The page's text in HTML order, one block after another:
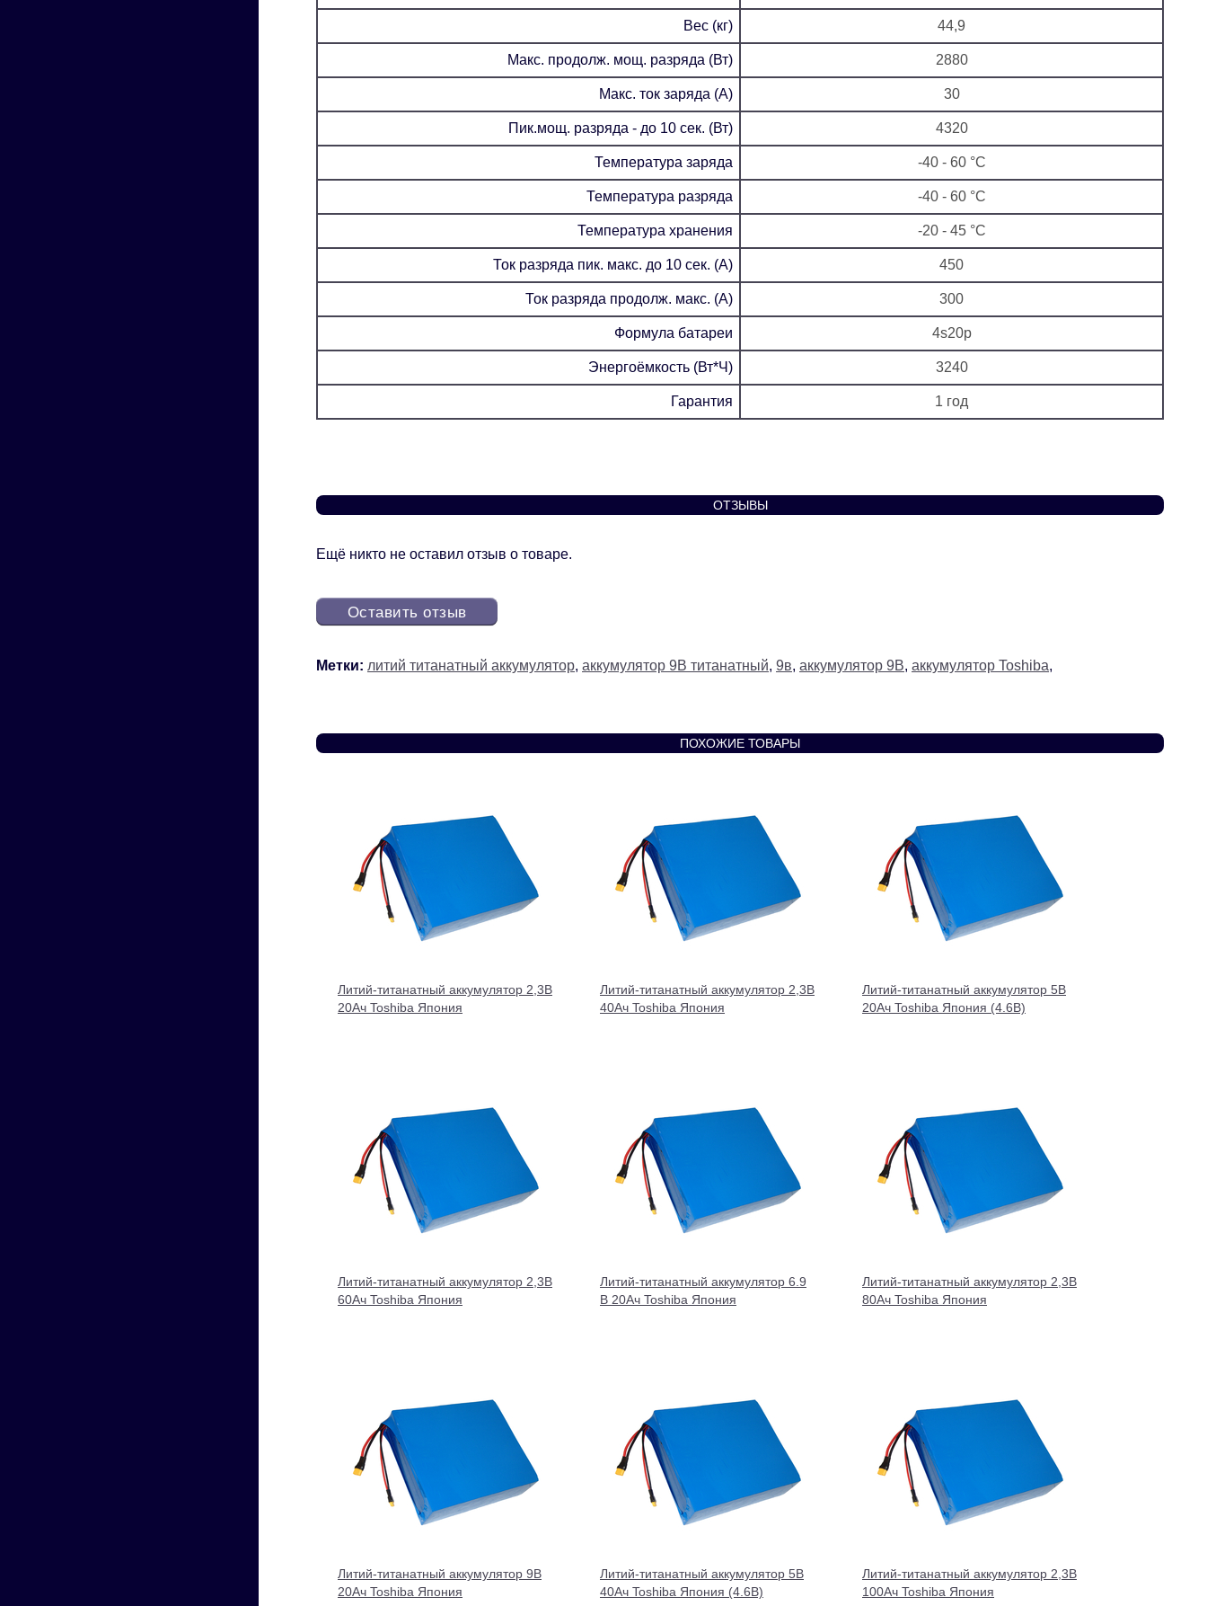
Вес (кг) 44,9
Макс. продолж. мощ. разряда (Вт) 2880
Макс. ток заряда (А) 30
Пик.мощ. разряда - до 10 сек. (Вт) 4320
Температура заряда -40 - 60 °C
Температура разряда -40 - 60 °C
Температура хранения -20 - 45 °C
Ток разряда пик. макс. до 10 сек. (А) 450
Ток разряда продолж. макс. (А) 300
Формула батареи 4s20p
Энергоёмкость (Вт*Ч) 3240
Гарантия 1 год
ОТЗЫВЫ
Ещё никто не оставил отзыв о товаре.
Оставить отзыв
Метки: литий титанатный аккумулятор, аккумулятор 9В титанатный, 9в, аккумулятор 9В, аккумулятор Toshiba,
ПОХОЖИЕ ТОВАРЫ
Литий-титанатный аккумулятор 2,3В
20Ач Toshiba Япония
Литий-титанатный аккумулятор 2,3В
40Ач Toshiba Япония
Литий-титанатный аккумулятор 5В
20Ач Toshiba Япония (4.6В)
Литий-титанатный аккумулятор 2,3В
60Ач Toshiba Япония
Литий-титанатный аккумулятор 6.9
В 20Ач Toshiba Япония
Литий-титанатный аккумулятор 2,3В
80Ач Toshiba Япония
Литий-титанатный аккумулятор 9В
20Ач Toshiba Япония
Литий-титанатный аккумулятор 5В
40Ач Toshiba Япония (4.6В)
Литий-титанатный аккумулятор 2,3В
100Ач Toshiba Япония